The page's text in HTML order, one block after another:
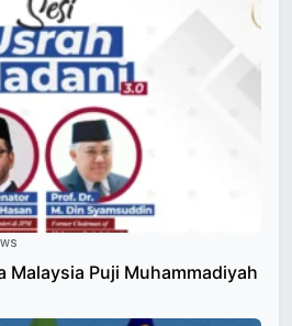
Malaysia Puji Muhammadiyah